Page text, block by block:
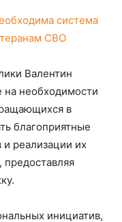
система
СВО
Валентин
на необходимости
в
благоприятные
и реализации их
предоставляя
инициатив,